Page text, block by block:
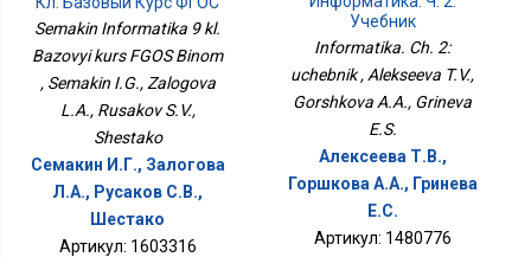
Бином
Semakin Informatika 9 kl.
Bazovyi kurs FGOS Binom
, Semakin I.G., Zalogova
L.A., Rusakov S.V.,
Shestako
Семакин И.Г., Залогова
Л.А., Русаков С.В.,
Шестако
Артикул: 1603316
Учебник
Informatika. Ch. 2:
uchebnik , Alekseeva T.V.,
Gorshkova A.A., Grineva
E.S.
Алексеева Т.В.,
Горшкова А.А., Гринева
Е.С.
Артикул: 1480776